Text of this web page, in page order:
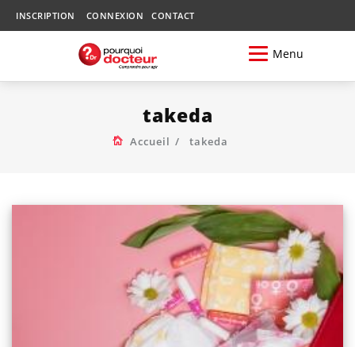
INSCRIPTION CONNEXION CONTACT
Menu
takeda
Accueil takeda